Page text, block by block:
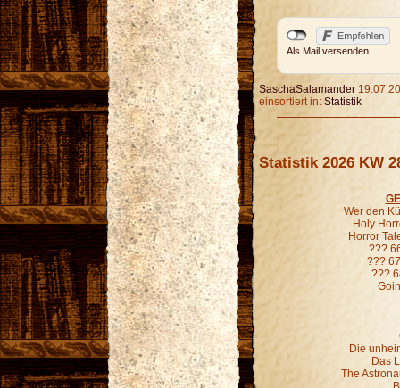
Als Mail versenden
SaschaSalamander
einsortiert in: Statistik
Statistik 2026 KW
Wer den
Holy
Horror
???
???
???
Die
Das
The